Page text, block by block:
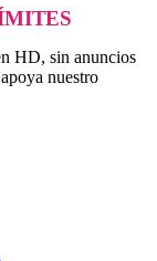
HD, sin anuncios
nuestro